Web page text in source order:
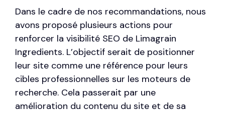
Dans le cadre de nos recommandations, nous
avons proposé plusieurs actions pour
renforcer la visibilité SEO de Limagrain
Ingredients. L’objectif serait de positionner
leur site comme une référence pour leurs
cibles professionnelles sur les moteurs de
recherche. Cela passerait par une
amélioration du contenu du site et de sa